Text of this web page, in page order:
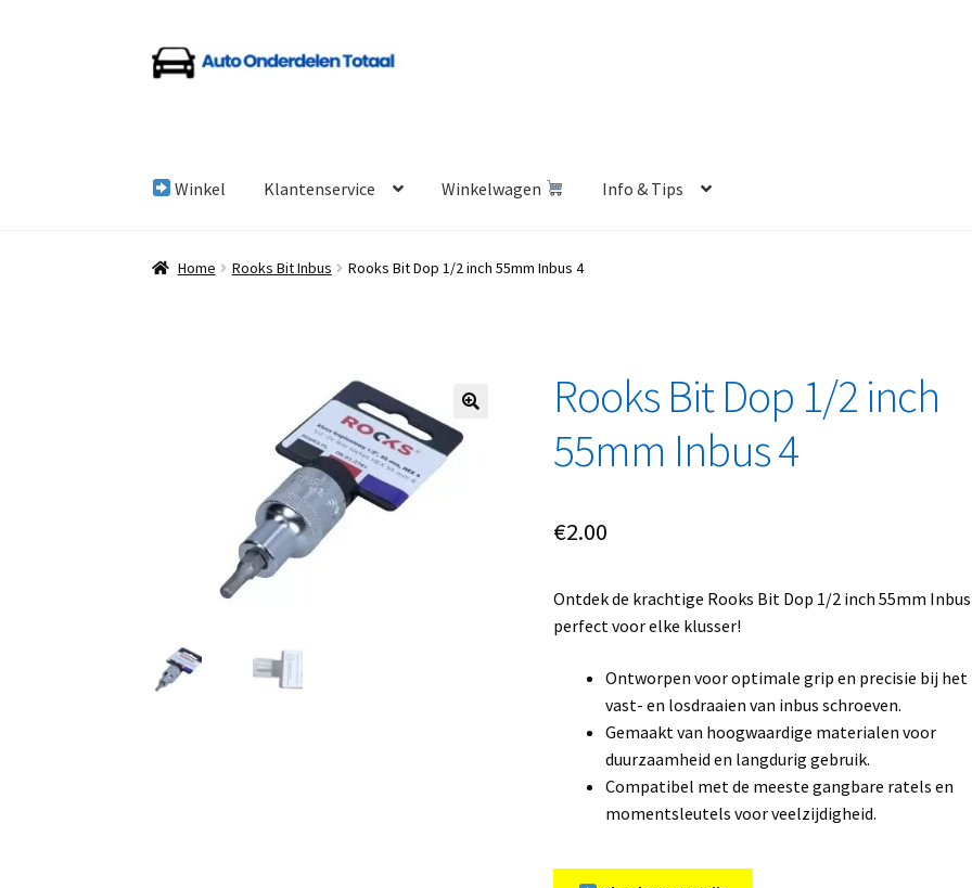
Ga
door
Ga
naar
Winkel Klantenservice Winkelwagen Info & Tips
Home Algemene Voorwaarden Auto Onderdelen Shop Betalen en Verzenden
Home Rooks Bit Inbus Rooks Bit Dop 1/2 inch 55mm Inbus 4
Rooks Bit Dop 1/2 inch
55mm Inbus 4
€2.00
Ontdek de krachtige Rooks Bit Dop 1/2 inch 55mm Inbus
perfect voor elke klusser!
Ontworpen voor optimale grip en precisie bij het
vast- en losdraaien van inbus schroeven.
Gemaakt van hoogwaardige materialen voor
duurzaamheid en langdurig gebruik.
Compatibel met de meeste gangbare ratels en
momentsleutels voor veelzijdigheid.